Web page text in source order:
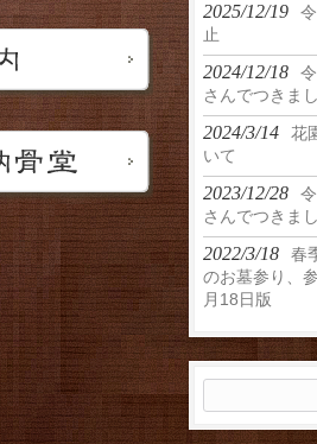
2025/12/19
止
2024/12/18
さんでつきま
2024/3/14
花
いて
2023/12/28
さんでつき
2022/3/18
春
のお墓参り、
月18日版
索: